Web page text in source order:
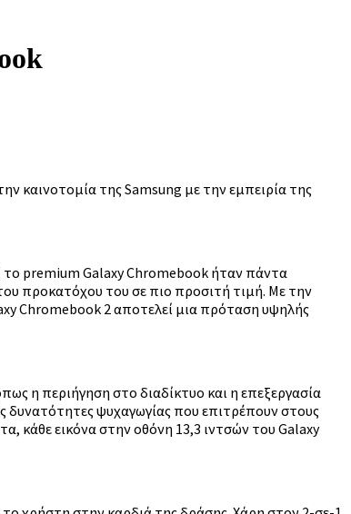
καινοτομία της Samsung με την εμπειρία της
το premium Galaxy Chromebook ήταν πάντα
προκατόχου του σε πιο προσιτή τιμή. Με την
Chromebook 2 αποτελεί μια πρόταση υψηλής
η περιήγηση στο διαδίκτυο και η επεξεργασία
δυνατότητες ψυχαγωγίας που επιτρέπουν στους
κάθε εικόνα στην οθόνη 13,3 ιντσών του Galaxy